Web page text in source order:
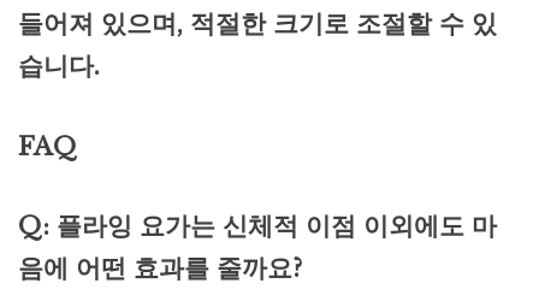
들어져 있으며, 적절한 크기로 조절할 수 있
습니다.
FAQ
Q: 플라잉 요가는 신체적 이점 이외에도 마
음에 어떤 효과를 줄까요?